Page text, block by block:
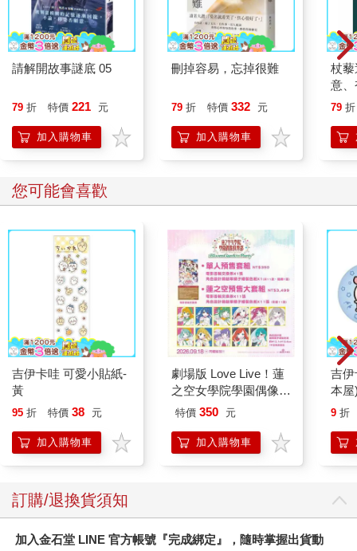
請解開故事謎底 05
79 折 特價 221 元
加入購物車
刪掉容易，忘掉很難
79 折 特價 332 元
加入購物車
杖
意
恭
79 折
您可能會喜歡
吉伊卡哇 可愛小貼紙-
黃
95 折 特價 38 元
加入購物車
劇場版 Love Live！蓮
之空女學院學園偶像俱
樂部 Bloom Garden
特價 350 元
加入購物車
吉
本屋
9 折
訂購/退換貨須知
加入金石堂 LINE 官方帳號『完成綁定』，隨時掌握出貨動